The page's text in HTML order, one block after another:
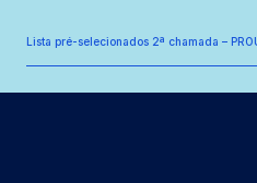
Lista pré-selecionados 2ª chamada –